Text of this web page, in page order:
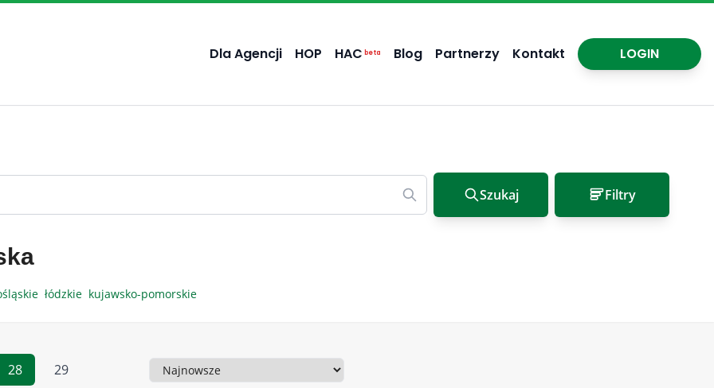
Dla Agencji HOP HAC beta Blog Partnerzy Kontakt LOGIN
Szukaj Filtry
łódzkie kujawsko-pomorskie
28 29 Sortowanie